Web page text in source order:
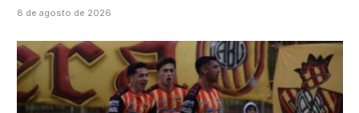
8 de agosto de 2026